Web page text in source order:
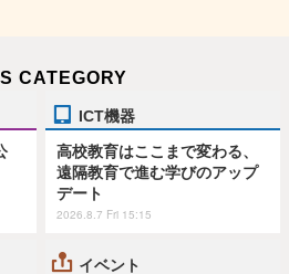
CATEGORY
ICT機器
高校教育はここまで変わる、
遠隔教育で進む学びのアップ
デート
2026.8.7 Fri 15:15
イベント